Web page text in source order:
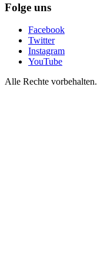
Folge uns
Facebook
Twitter
Instagram
YouTube
Alle Rechte vorbehalten.